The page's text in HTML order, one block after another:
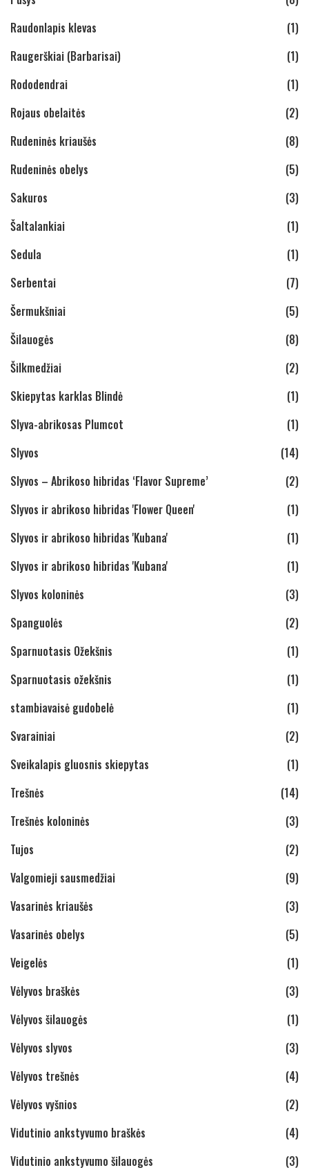
Raudonlapis klevas
(1)
Raugerškiai (Barbarisai)
(1)
Rododendrai
(1)
Rojaus obelaitės
(2)
Rudeninės kriaušės
(8)
Rudeninės obelys
(5)
Sakuros
(3)
Šaltalankiai
(1)
Sedula
(1)
Serbentai
(7)
Šermukšniai
(5)
Šilauogės
(8)
Šilkmedžiai
(2)
Skiepytas karklas Blindė
(1)
Slyva-abrikosas Plumcot
(1)
Slyvos
(14)
Slyvos – Abrikoso hibridas ‘Flavor Supreme’
(2)
Slyvos ir abrikoso hibridas 'Flower Queen'
(1)
Slyvos ir abrikoso hibridas 'Kubana'
(1)
Slyvos ir abrikoso hibridas 'Kubana'
(1)
Slyvos koloninės
(3)
Spanguolės
(2)
Sparnuotasis Ožekšnis
(1)
Sparnuotasis ožekšnis
(1)
stambiavaisė gudobelė
(1)
Svarainiai
(2)
Sveikalapis gluosnis skiepytas
(1)
Trešnės
(14)
Trešnės koloninės
(3)
Tujos
(2)
Valgomieji sausmedžiai
(9)
Vasarinės kriaušės
(3)
Vasarinės obelys
(5)
Veigelės
(1)
Vėlyvos braškės
(3)
Vėlyvos šilauogės
(1)
Vėlyvos slyvos
(3)
Vėlyvos trešnės
(4)
Vėlyvos vyšnios
(2)
Vidutinio ankstyvumo braškės
(4)
Vidutinio ankstyvumo šilauogės
(3)